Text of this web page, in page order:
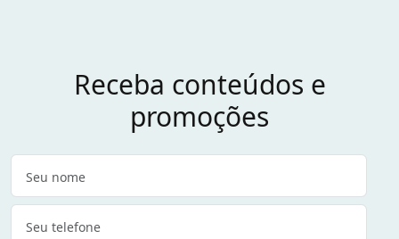
Receba conteúdos e
promoções